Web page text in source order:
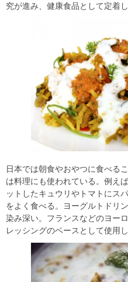
究が進み、健康食品として定着
日本では朝食やおやつに食べる
は料理にも使われている。例え
ットしたキュウリやトマトにス
をよく食べる。ヨーグルトドリ
染み深い。フランスなどのヨー
レッシングのベースとして使用し